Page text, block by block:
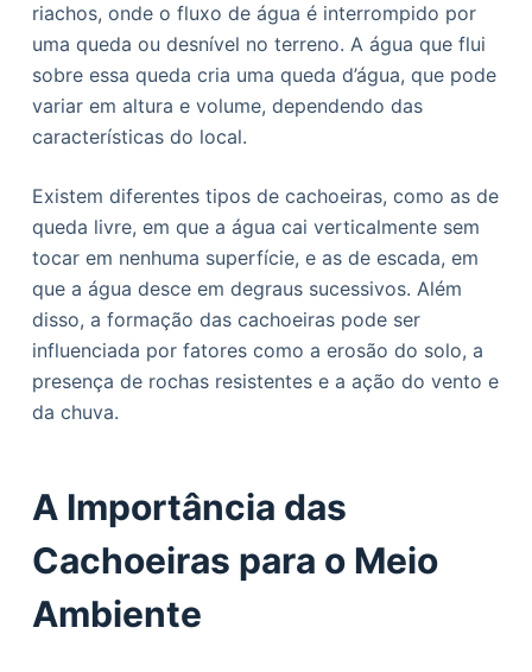
riachos, onde o fluxo de água é interrompido por
uma queda ou desnível no terreno. A água que flui
sobre essa queda cria uma queda d’água, que pode
variar em altura e volume, dependendo das
características do local.
Existem diferentes tipos de cachoeiras, como as de
queda livre, em que a água cai verticalmente sem
tocar em nenhuma superfície, e as de escada, em
que a água desce em degraus sucessivos. Além
disso, a formação das cachoeiras pode ser
influenciada por fatores como a erosão do solo, a
presença de rochas resistentes e a ação do vento e
da chuva.
A Importância das
Cachoeiras para o Meio
Ambiente